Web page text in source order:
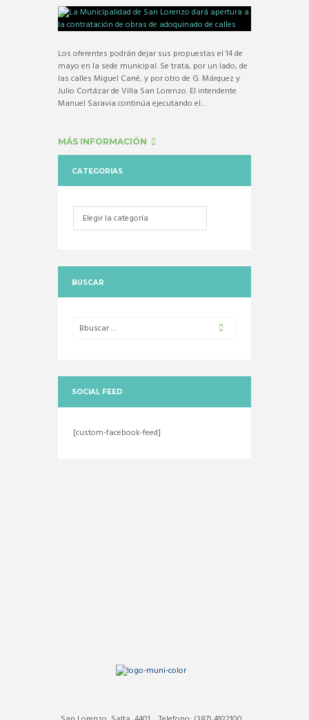
Los oferentes podrán dejar sus propuestas el 14 de
mayo en la sede municipal. Se trata, por un lado, de
las calles Miguel Cané, y por otro de G. Márquez y
Julio Cortázar de Villa San Lorenzo. El intendente
Manuel Saravia continúa ejecutando el...
MÁS INFORMACIÓN
CATEGORIAS
Categorias
BUSCAR
SOCIAL FEED
[custom-facebook-feed]